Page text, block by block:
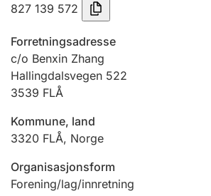
Jeger
Betaling og jegeravgiftskort
Andre tema
827 139 572
Forretningsadresse
c/o Benxin Zhang
Hallingdalsvegen 522
3539 FLÅ
Kommune, land
3320 FLÅ, Norge
Organisasjonsform
Forening/lag/innretning